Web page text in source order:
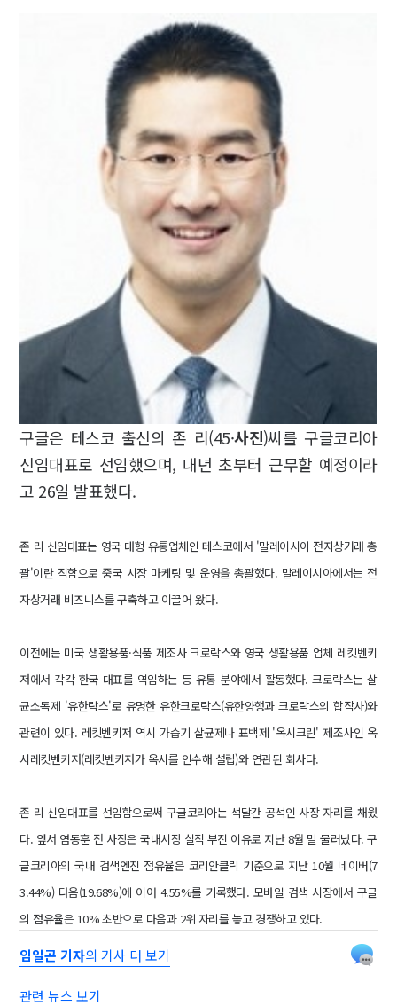
구글은 테스코 출신의 존 리(45·사진)씨를 구글코리아
신임대표로 선임했으며, 내년 초부터 근무할 예정이라
고 26일 발표했다.
존 리 신임대표는 영국 대형 유통업체인 테스코에서 '말레이시아 전자상거래 총
괄'이란 직함으로 중국 시장 마케팅 및 운영을 총괄했다. 말레이시아에서는 전
자상거래 비즈니스를 구축하고 이끌어 왔다.
이전에는 미국 생활용품·식품 제조사 크로락스와 영국 생활용품 업체 레킷벤키
저에서 각각 한국 대표를 역임하는 등 유통 분야에서 활동했다.크로락스는 살
균소독제 '유한락스'로 유명한 유한크로락스(유한양행과 크로락스의 합작사)와
관련이 있다. 레킷벤키저 역시 가습기 살균제나 표백제 '옥시크린' 제조사인 옥
시레킷벤키저(레킷벤키저가 옥시를 인수해 설립)와 연관된 회사다.
존 리 신임대표를 선임함으로써 구글코리아는 석달간 공석인 사장 자리를 채웠
다. 앞서 염동훈 전 사장은 국내시장 실적 부진 이유로 지난 8월 말 물러났다. 구
글코리아의 국내 검색엔진 점유율은 코리안클릭 기준으로 지난 10월 네이버(7
3.44%) 다음(19.68%)에 이어 4.55%를 기록했다. 모바일 검색 시장에서 구글
의 점유율은 10% 초반으로 다음과 2위 자리를 놓고 경쟁하고 있다.
임일곤 기자의 기사 더 보기
관련 뉴스 보기